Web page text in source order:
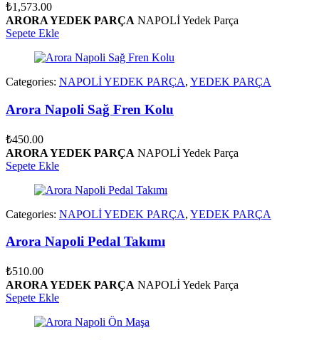
₺1,573.00
ARORA YEDEK PARÇA NAPOLİ Yedek Parça
Sepete Ekle
Categories: NAPOLİ YEDEK PARÇA, YEDEK PARÇA
Arora Napoli Sağ Fren Kolu
₺450.00
ARORA YEDEK PARÇA NAPOLİ Yedek Parça
Sepete Ekle
Categories: NAPOLİ YEDEK PARÇA, YEDEK PARÇA
Arora Napoli Pedal Takımı
₺510.00
ARORA YEDEK PARÇA NAPOLİ Yedek Parça
Sepete Ekle